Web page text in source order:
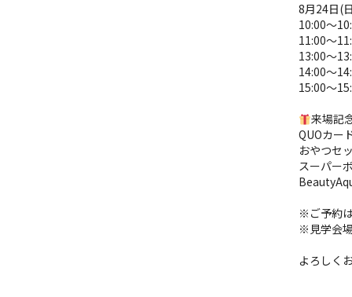
8月24日(
10:00～
11:00～
13:00～
14:00～
15:00～
来場記
QUOカー
おやつセ
スーパー
※ご予約
※見学会
よろしく